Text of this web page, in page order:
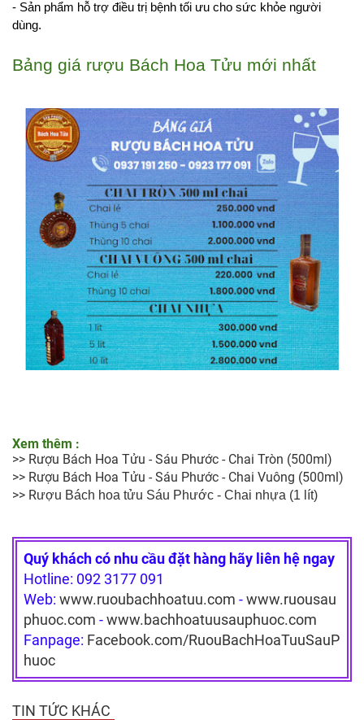
- Sản phẩm hỗ trợ điều trị bệnh tối ưu cho sức khỏe người
dùng.
Bảng giá rượu Bách Hoa Tửu mới nhất
Xem thêm :
>> Rượu Bách Hoa Tửu - Sáu Phước - Chai Tròn (500ml)
>> Rượu Bách Hoa Tửu - Sáu Phước - Chai Vuông (500ml)
>> Rượu Bách hoa tửu Sáu Phước - Chai nhựa (1 lít)
Quý khách có nhu cầu đặt hàng hãy liên hệ ngay
Hotline: 092 3177 091
Web: www.ruoubachhoatuu.com -www.ruousau
phuoc.com -www.bachhoatuusauphuoc.com
Fanpage: Facebook.com/RuouBachHoaTuuSauP
huoc
TIN TỨC KHÁC